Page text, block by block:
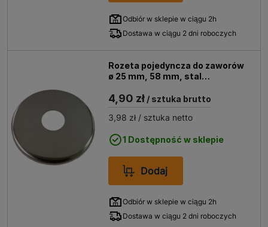
Odbiór w sklepie w ciągu 2h
Dostawa w ciągu 2 dni roboczych
Rozeta pojedyncza do zaworów
ø 25 mm, 58 mm, stal
4,90 zł / sztuka brutto
3,98 zł / sztuka netto
1 Dostępność w sklepie
Dodaj
Odbiór w sklepie w ciągu 2h
Dostawa w ciągu 2 dni roboczych